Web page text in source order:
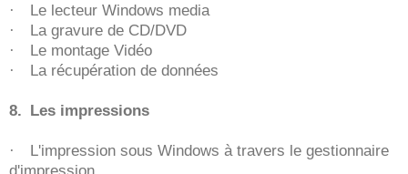
·
Le lecteur Windows media
·
La gravure de CD/DVD
·
Le montage Vidéo
·
La récupération de données
8. Les impressions
·
L'impression sous Windows à travers le gestionnaire